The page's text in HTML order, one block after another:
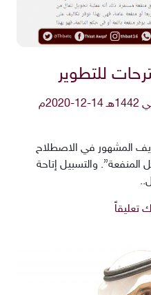
للتطوير
المشهور في الاصطلاح
والتسبيل إتاحة
تعليقاً